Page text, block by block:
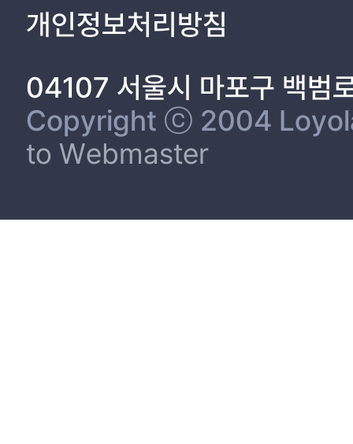
experiences and interactions, the future prediction model
개인정보처리방침
04107 서울시 마포구 백범
Copyright ⓒ 2004
to Webmaster